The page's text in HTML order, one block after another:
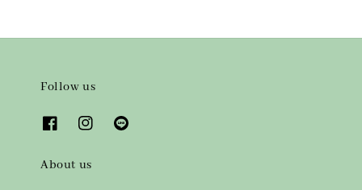
Follow us
About us